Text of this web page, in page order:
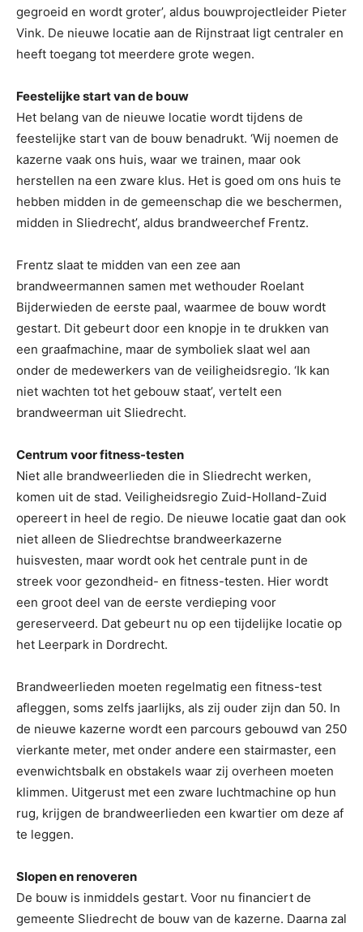
gegroeid en wordt groter’, aldus bouwprojectleider Pieter
Vink. De nieuwe locatie aan de Rijnstraat ligt centraler en
heeft toegang tot meerdere grote wegen.
Feestelijke start van de bouw
Het belang van de nieuwe locatie wordt tijdens de
feestelijke start van de bouw benadrukt. ‘Wij noemen de
kazerne vaak ons huis, waar we trainen, maar ook
herstellen na een zware klus. Het is goed om ons huis te
hebben midden in de gemeenschap die we beschermen,
midden in Sliedrecht’, aldus brandweerchef Frentz.
Frentz slaat te midden van een zee aan
brandweermannen samen met wethouder Roelant
Bijderwieden de eerste paal, waarmee de bouw wordt
gestart. Dit gebeurt door een knopje in te drukken van
een graafmachine, maar de symboliek slaat wel aan
onder de medewerkers van de veiligheidsregio. ‘Ik kan
niet wachten tot het gebouw staat’, vertelt een
brandweerman uit Sliedrecht.
Centrum voor fitness-testen
Niet alle brandweerlieden die in Sliedrecht werken,
komen uit de stad. Veiligheidsregio Zuid-Holland-Zuid
opereert in heel de regio. De nieuwe locatie gaat dan ook
niet alleen de Sliedrechtse brandweerkazerne
huisvesten, maar wordt ook het centrale punt in de
streek voor gezondheid- en fitness-testen. Hier wordt
een groot deel van de eerste verdieping voor
gereserveerd. Dat gebeurt nu op een tijdelijke locatie op
het Leerpark in Dordrecht.
Brandweerlieden moeten regelmatig een fitness-test
afleggen, soms zelfs jaarlijks, als zij ouder zijn dan 50. In
de nieuwe kazerne wordt een parcours gebouwd van 250
vierkante meter, met onder andere een stairmaster, een
evenwichtsbalk en obstakels waar zij overheen moeten
klimmen. Uitgerust met een zware luchtmachine op hun
rug, krijgen de brandweerlieden een kwartier om deze af
te leggen.
Slopen en renoveren
De bouw is inmiddels gestart. Voor nu financiert de
gemeente Sliedrecht de bouw van de kazerne. Daarna zal